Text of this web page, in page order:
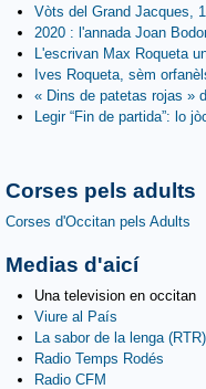
Vòts del Grand Jacques,
2020 : l'annada Joan
L'escrivan Max Roqueta
Ives Roqueta, sèm
« Dins de patetas rojas »
Legir “Fin de partida”: lo
Corses pels adults
Corses d'Occitan pels Adults
Medias d'aicí
Una television en occitan
Viure al País
La sabor de la lenga (RTR)
Radio Temps Rodés
Radio CFM